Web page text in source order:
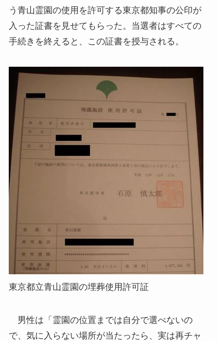
う青山霊園の使用を許可する東京都知事の公印が
入った証書を見せてもらった。当選者はすべての
手続きを終えると、この証書を授与される。
東京都立青山霊園の埋葬使用許可証
男性は「霊園の位置までは自分で選べないの
で、気に入らない場所が当たったら、実は再チャ